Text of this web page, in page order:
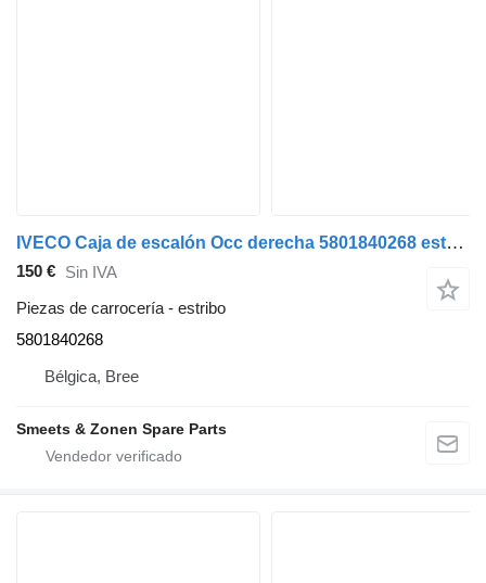
IVECO Caja de escalón Occ derecha 5801840268 estribo para cabeza tractora
150 € Sin IVA
Piezas de carrocería - estribo
5801840268
Bélgica, Bree
Smeets & Zonen Spare Parts